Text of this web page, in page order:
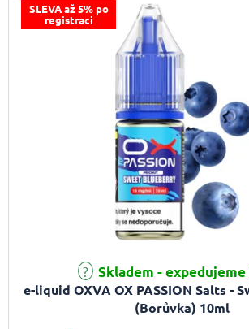
SLEVA až 5% po
registraci
e-liquid OXVA OX PASSION Salts -
(Borůvka) 10ml
Skladem -